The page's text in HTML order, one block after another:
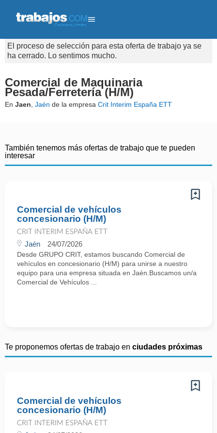
El proceso de selección para esta oferta de trabajo ya se
ha cerrado. Lo sentimos mucho.
Comercial de Maquinaria
Pesada/Ferretería (H/M)
En Jaen Jaén de la empresa Crit Interim España ETT
También tenemos más ofertas de trabajo que te pueden
interesar
Comercial de vehículos
concesionario (H/M)
CRIT INTERIM ESPAÑA ETT
Jaén 24/07/2026
Desde GRUPO CRIT, estamos buscando Comercial de
vehículos en concesionario (H/M) para unirse a nuestro
equipo para una empresa situada en Jaén.Buscamos un/a
Comercial de Vehículos ...
Te proponemos ofertas de trabajo en ciudades próximas
Comercial de vehículos
concesionario (H/M)
CRIT INTERIM ESPAÑA ETT